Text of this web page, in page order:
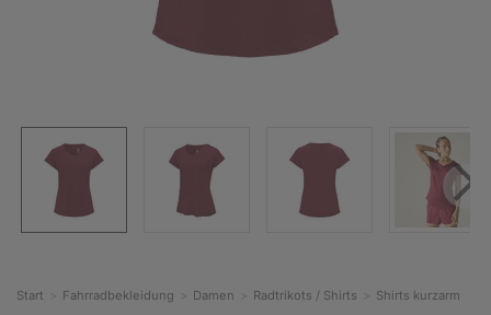
Start Fahrradbekleidung Damen Radtrikots / Shirts Shirts kurzarm